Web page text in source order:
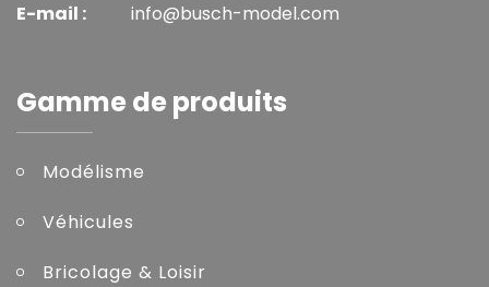
E-mail :
info@busch-model.com
Gamme de produits
Modélisme
Véhicules
Bricolage & Loisir